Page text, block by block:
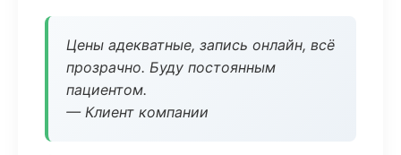
Цены адекватные, запись онлайн, всё
прозрачно. Буду постоянным
пациентом.
— Клиент компании